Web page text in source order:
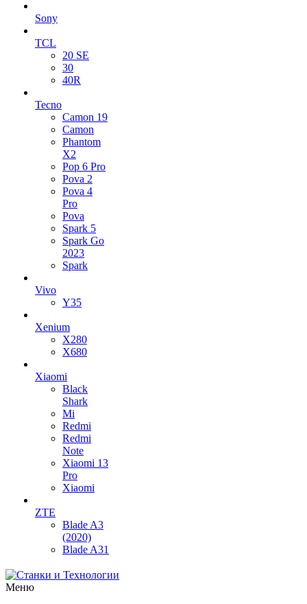
Sony
TCL
20 SE
30
40R
Tecno
Camon 19
Camon
Phantom
X2
Pop 6 Pro
Pova 2
Pova 4
Pro
Pova
Spark 5
Spark Go
2023
Spark
Vivo
Y35
Xenium
X280
X680
Xiaomi
Black
Shark
Mi
Redmi
Redmi
Note
Xiaomi 13
Pro
Xiaomi
ZTE
Blade A3
(2020)
Blade A31
Меню